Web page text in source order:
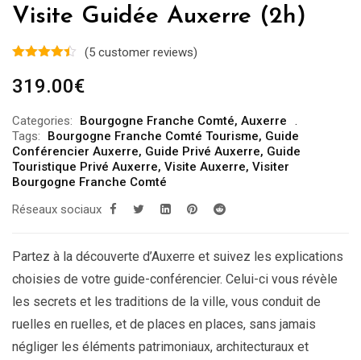
Visite Guidée Auxerre (2h)
(5 customer reviews)
319.00€
Categories: Bourgogne Franche Comté, Auxerre
Tags:
Bourgogne Franche Comté Tourisme, Guide
Conférencier Auxerre, Guide Privé Auxerre, Guide
Touristique Privé Auxerre, Visite Auxerre, Visiter
Bourgogne Franche Comté
Réseaux sociaux
Partez à la découverte d’Auxerre et suivez les explications
choisies de votre guide-conférencier. Celui-ci vous révèle
les secrets et les traditions de la ville, vous conduit de
ruelles en ruelles, et de places en places, sans jamais
négliger les éléments patrimoniaux, architecturaux et